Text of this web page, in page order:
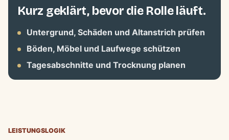
Kurz geklärt, bevor die Rolle läuft.
Untergrund, Schäden und Altanstrich prüfen
Böden, Möbel und Laufwege schützen
Tagesabschnitte und Trocknung planen
LEISTUNGSLOGIK